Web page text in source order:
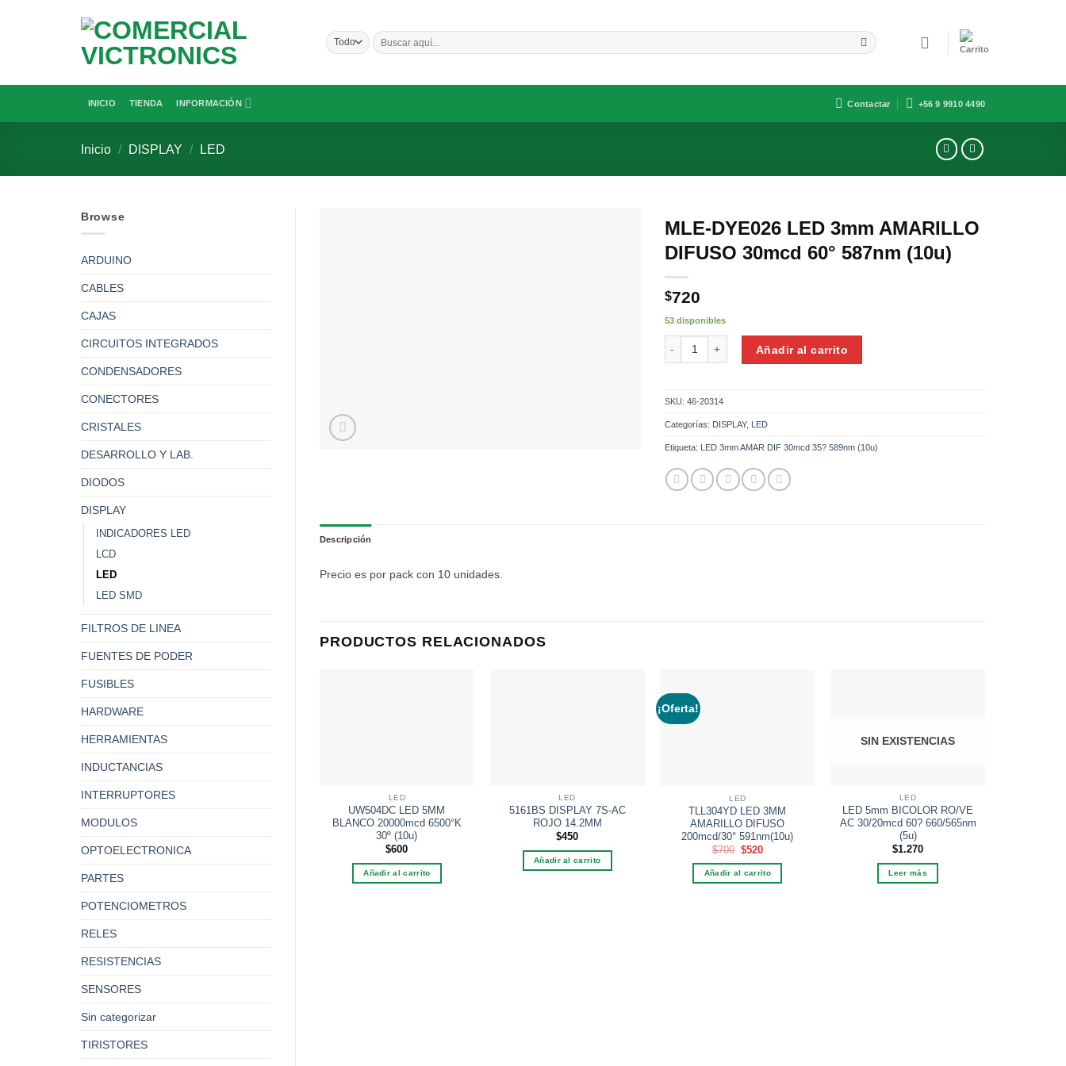
Buscar
por:
INICIO TIENDA INFORMACIÓN Contactar +56 9 9910 4490
Inicio / DISPLAY / LED
Browse
ARDUINO
CABLES
CAJAS
CIRCUITOS INTEGRADOS
CONDENSADORES
CONECTORES
CRISTALES
DESARROLLO Y LAB.
DIODOS
DISPLAY
INDICADORES LED
LCD
LED
LED SMD
FILTROS DE LINEA
FUENTES DE PODER
FUSIBLES
HARDWARE
HERRAMIENTAS
INDUCTANCIAS
INTERRUPTORES
MODULOS
OPTOELECTRONICA
PARTES
POTENCIOMETROS
RELES
RESISTENCIAS
SENSORES
Sin categorizar
TIRISTORES
MLE-DYE026 LED 3mm AMARILLO
DIFUSO 30mcd 60° 587nm (10u)
$720
53 disponibles
Añadir al carrito
SKU: 46-20314
Categorías: DISPLAY, LED
Etiqueta: LED 3mm AMAR DIF 30mcd 35? 589nm (10u)
Descripción
Precio es por pack con 10 unidades.
PRODUCTOS RELACIONADOS
LED
UW504DC LED 5MM
BLANCO 20000mcd 6500°K
30º (10u)
$600
Añadir al carrito
LED
5161BS DISPLAY 7S-AC
ROJO 14.2MM
$450
Añadir al carrito
¡Oferta!
LED
TLL304YD LED 3MM
AMARILLO DIFUSO
200mcd/30° 591nm(10u)
$700 El
original
era:
$700.
$520El
actual
es:
$520.
Añadir al carrito
deseos
SIN EXISTENCIAS
LED
LED 5mm BICOLOR RO/VE
AC 30/20mcd 60? 660/565nm
(5u)
$1.270
Leer más